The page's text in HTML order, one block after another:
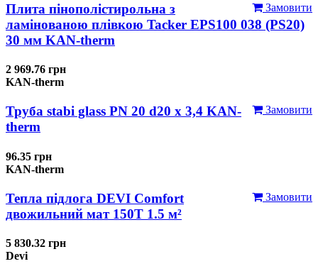
Замовити
Плита пінополістирольна з
ламінованою плівкою Tacker EPS100 038 (PS20)
30 мм KAN-therm
2 969.76 грн
KAN-therm
Замовити
Труба stabi glass PN 20 d20 х 3,4 KAN-
therm
96.35 грн
KAN-therm
Замовити
Тепла підлога DEVI Comfort
двожильний мат 150T 1.5 м²
5 830.32 грн
Devi